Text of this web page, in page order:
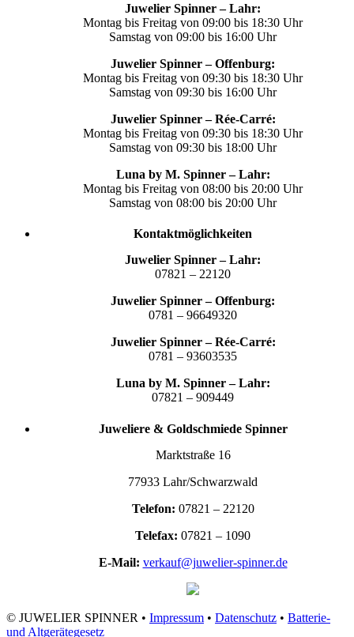
Juwelier Spinner – Lahr:
Montag bis Freitag von 09:00 bis 18:30 Uhr
Samstag von 09:00 bis 16:00 Uhr
Juwelier Spinner – Offenburg:
Montag bis Freitag von 09:30 bis 18:30 Uhr
Samstag von 09:30 bis 16:00 Uhr
Juwelier Spinner – Rée-Carré:
Montag bis Freitag von 09:30 bis 18:30 Uhr
Samstag von 09:30 bis 18:00 Uhr
Luna by M. Spinner – Lahr:
Montag bis Freitag von 08:00 bis 20:00 Uhr
Samstag von 08:00 bis 20:00 Uhr
Kontaktmöglichkeiten
Juwelier Spinner – Lahr:
07821 – 22120
Juwelier Spinner – Offenburg:
0781 – 96649320
Juwelier Spinner – Rée-Carré:
0781 – 93603535
Luna by M. Spinner – Lahr:
07821 – 909449
Juweliere & Goldschmiede Spinner
Marktstraße 16
77933 Lahr/Schwarzwald
Telefon: 07821 – 22120
Telefax: 07821 – 1090
E-Mail: verkauf@juwelier-spinner.de
© JUWELIER SPINNER • Impressum • Datenschutz • Batterie-
und Altgerätegesetz